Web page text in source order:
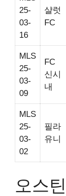
25-
03-
16
샬럿
FC
MLS
25-
03-
09
FC
신시
내
MLS
25-
03-
02
필라
유니
오스